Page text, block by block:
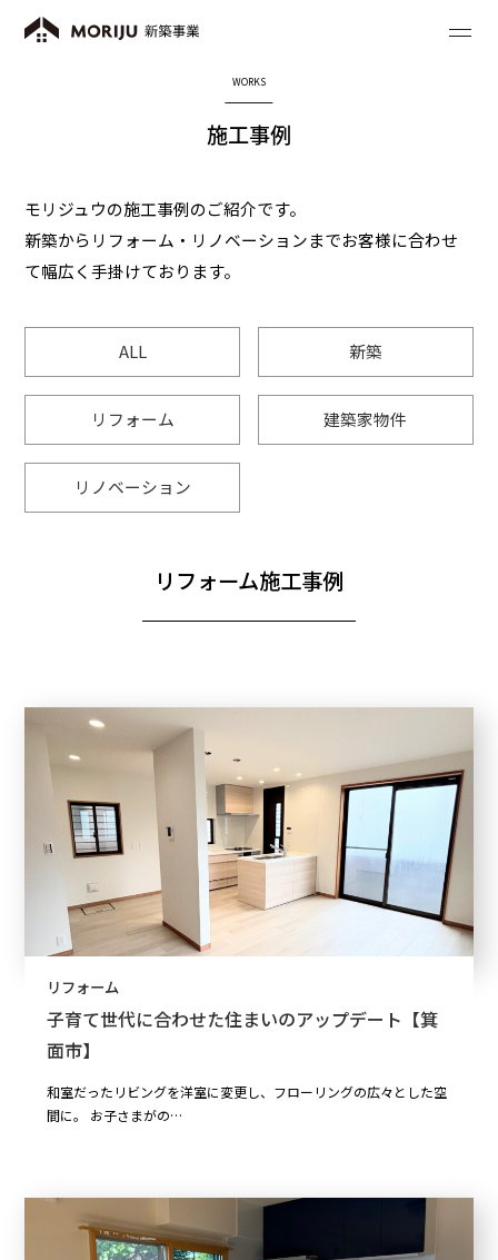
WORKS
施工事例
モリジュウの施工事例のご紹介です。
新築からリフォーム・リノベーションまでお客様に合わせ
て幅広く手掛けております。
ALL 新築
リフォーム 建築家物件
リノベーション
リフォーム施工事例
リフォーム
子育て世代に合わせた住まいのアップデート【箕
面市】
和室だったリビングを洋室に変更し、フローリングの広々とした空
間に。 お子さまがの…